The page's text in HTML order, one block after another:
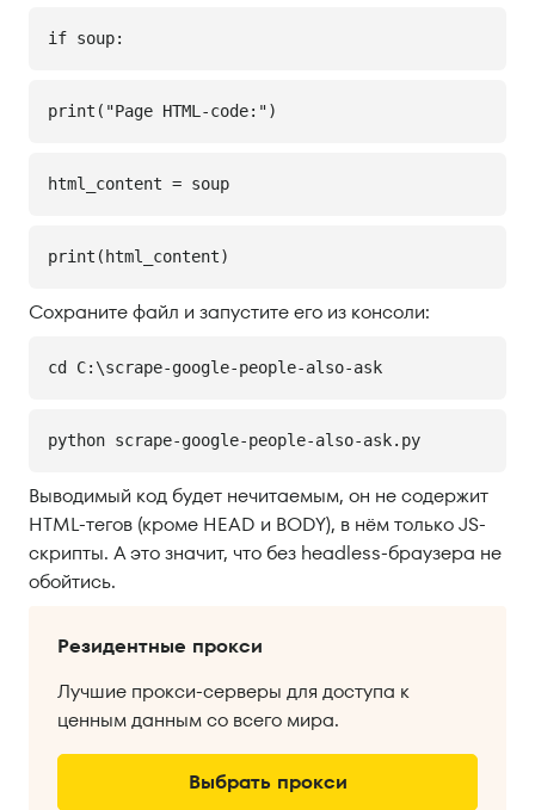
if soup:
print("Page HTML-code:")
html_content = soup
print(html_content)
Сохраните файл и запустите его из консоли:
cd C:\scrape-google-people-also-ask
python scrape-google-people-also-ask.py
Выводимый код будет нечитаемым, он не содержит
HTML-тегов (кроме HEAD и BODY), в нём только JS-
скрипты. А это значит, что без headless-браузера не
обойтись.
Резидентные прокси
Лучшие прокси-серверы для доступа к
ценным данным со всего мира.
Выбрать прокси